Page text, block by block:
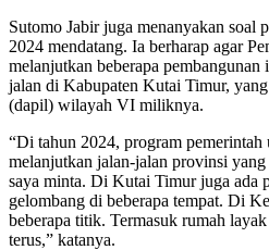
Sutomo Jabir juga menanyakan soal
2024 mendatang. Ia berharap agar
melanjutkan beberapa pembangunan
jalan di Kabupaten Kutai Timur,
(dapil) wilayah VI miliknya.
“Di tahun 2024, program
melanjutkan jalan-jalan provinsi
saya minta. Di Kutai Timur juga ada
gelombang di beberapa tempat. Di
beberapa titik. Termasuk rumah
terus,” katanya.